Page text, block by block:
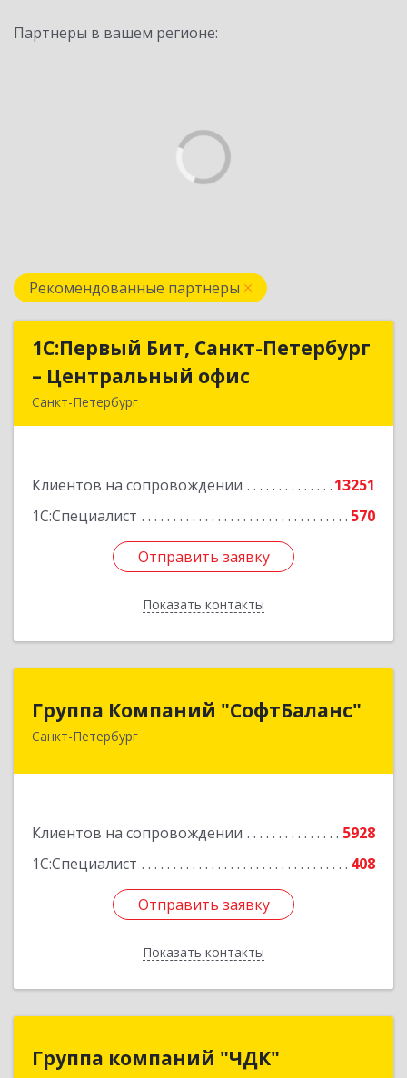
Партнеры в вашем регионе:
Рекомендованные партнеры
1С:Первый Бит, Санкт-Петербург
– Центральный офис
Санкт-Петербург
Клиентов на сопровождении
13251
1С:Специалист
570
Отправить заявку
Показать контакты
1С:Первый Бит, Санкт-Петербург
– Центральный офис
Отправить заявку
Назад
Группа Компаний "СофтБаланс"
Санкт-Петербург
Клиентов на сопровождении
5928
1С:Специалист
408
Отправить заявку
Показать контакты
Группа Компаний "СофтБаланс"
195112, Санкт-Петербург г, Заневский пр-кт,
Отправить заявку
Назад
Группа компаний "ЧДК"
Группа компаний "ЧДК"